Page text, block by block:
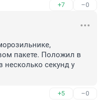
+7 –0
пакете. Положил в
несколько секунд у
+5 –0